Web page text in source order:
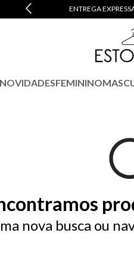
JUROS ENTREGA
NOVIDADESFEMININO
nova busca ou